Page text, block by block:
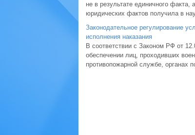
не в результате единичного факта,
юридических фактов получила в
Законодательное регулирование
исполнения наказания
В соответствии с Законом РФ от
обеспечении лиц, проходивших
противопожарной службе, органах